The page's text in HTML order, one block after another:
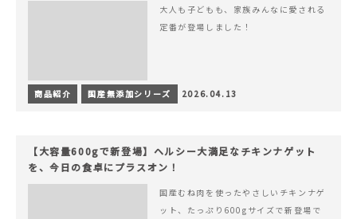
大人も子どもも、家族みんなに愛される
定番が登場しました！
商品紹介 国産無添加シリーズ 2026.04.13
【大容量600gで新登場】ヘルシー大満足なチキンナゲット
を、今日の食卓にプラスオン！
国産むね肉を使ったやさしいチキンナゲ
ット、たっぷり600gサイズで新登場で